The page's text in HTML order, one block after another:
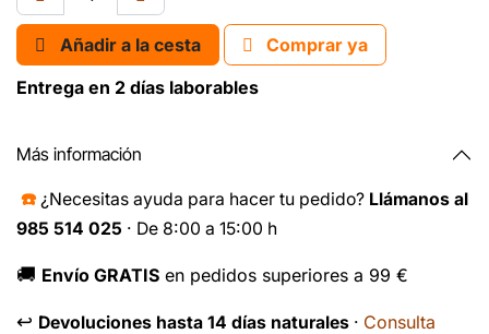
Añadir a la cesta
Comprar ya
Entrega en 2 días laborables
Más información
☎️ ¿Necesitas ayuda para hacer tu pedido? Llámanos al
985 514 025 · De 8:00 a 15:00 h
🚚 Envío GRATIS en pedidos superiores a 99 €
↩️ Devoluciones hasta 14 días naturales · Consulta